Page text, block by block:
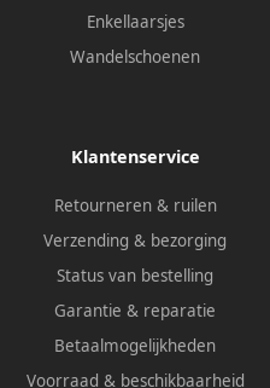
Enkellaarsjes
Wandelschoenen
Klantenservice
Retourneren & ruilen
Verzending & bezorging
Status van bestelling
Garantie & reparatie
Betaalmogelijkheden
Voorraad & beschikbaarheid